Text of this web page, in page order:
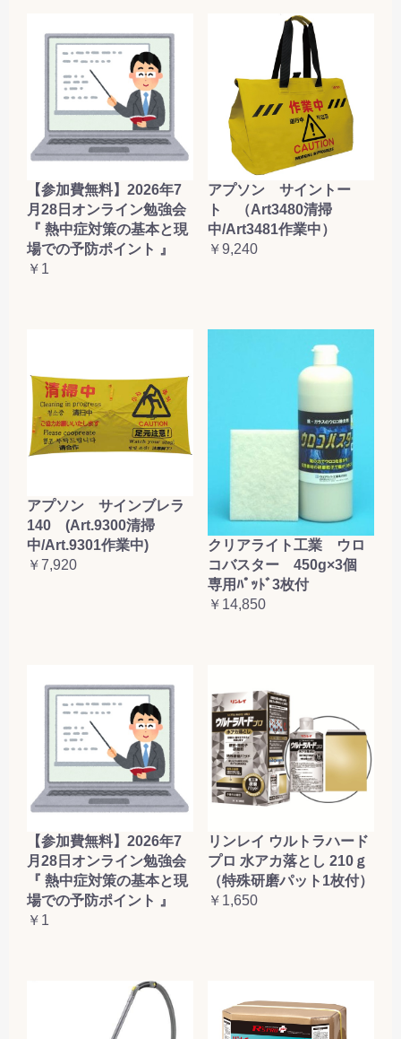
【参加費無料】2026年7
月28日オンライン勉強会
『 熱中症対策の基本と現
場での予防ポイント 』
￥1
アプソン サイントー
ト （Art3480清掃
中/Art3481作業中）
￥9,240
アプソン サインブレラ
140 (Art.9300清掃
中/Art.9301作業中)
￥7,920
クリアライト工業 ウロ
コバスター 450g×3個
専用ﾊﾟｯﾄﾞ3枚付
￥14,850
【参加費無料】2026年7
月28日オンライン勉強会
『 熱中症対策の基本と現
場での予防ポイント 』
￥1
リンレイ ウルトラハード
プロ 水アカ落とし 210ｇ
（特殊研磨パット1枚付）
￥1,650